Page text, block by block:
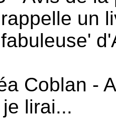
un
Coblan -
lirai...